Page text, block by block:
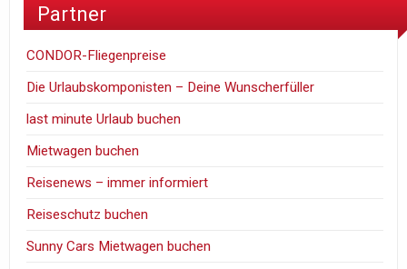
Partner
CONDOR-Fliegenpreise
Die Urlaubskomponisten – Deine Wunscherfüller
last minute Urlaub buchen
Mietwagen buchen
Reisenews – immer informiert
Reiseschutz buchen
Sunny Cars Mietwagen buchen